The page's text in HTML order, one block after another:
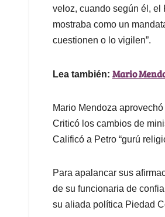
veloz, cuando según él, el
mostraba como un
cuestionen o lo vigilen”.
Lea también: Mario
Mario Mendoza
Criticó los cambios de
Calificó a Petro “gurú
Para apalancar sus
de su funcionaria de
su aliada política Piedad